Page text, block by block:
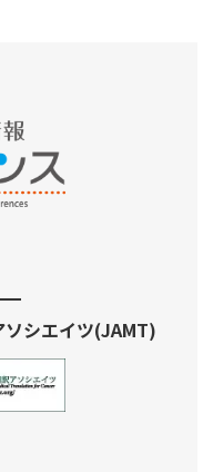
ソシエイツ(JAMT)